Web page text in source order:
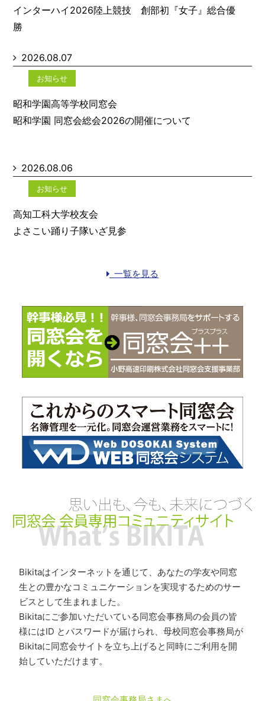
インターハイ2026陸上競技 創部初『女子』総合優
勝
2026.08.07
お知らせ
昭和学園高等学校同窓会
昭和学園 同窓会総会2026の開催について
2026.08.06
お知らせ
高知工科大学校友会
よさこい踊り子隊いざ見参
一覧を見る
Bikitaはインターネットを通じて、あなたの学友や同窓
生との豊かなコミュニケーションを実現するためのサー
ビスとして生まれました。
Bikitaにご参加いただいている同窓会事務局の会員の皆
様にはID とパスワードが届けられ、母校同窓会事務局が
Bikitaに同窓会サイトを立ち上げると同時にご利用を開
始していただけます。